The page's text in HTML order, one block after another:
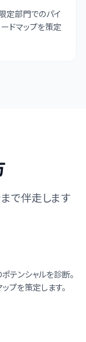
定部門でのパイ
ドマップを策定
で伴走します
テンシャルを診断。
プを策定します。